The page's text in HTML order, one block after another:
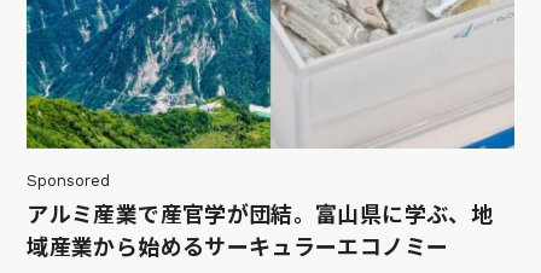
Sponsored
アルミ産業で産官学が団結。富山県に学ぶ、地
域産業から始めるサーキュラーエコノミー